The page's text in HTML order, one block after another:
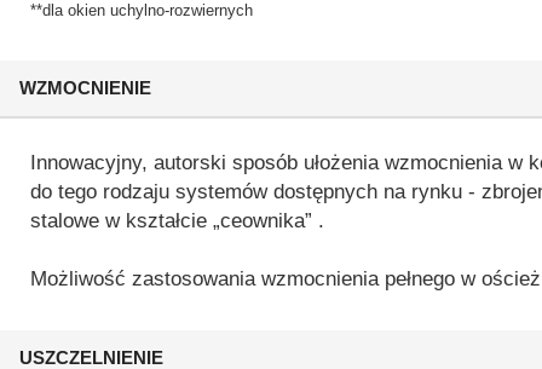
WZMOCNIENIE
USZCZELNIENIE
Innowacyjny, autorski sposób ułożenia wzmocnienia
do tego rodzaju systemów dostępnych na rynku -
stalowe w kształcie „ceownika” .
Możliwość zastosowania wzmocnienia pełnego w
**dla okien uchylno-rozwiernych